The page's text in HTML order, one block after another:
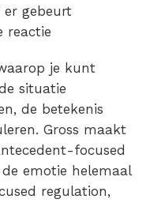
er gebeurt
reactie
je kunt
situatie
de betekenis
Gross maakt
focused
emotie helemaal
regulation,